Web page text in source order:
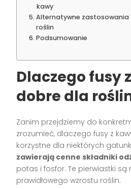
kawy
Alternatywne zastosowania
roślin
Podsumowanie
Dlaczego fusy
dobre dla
Zanim przejdziemy do
zrozumieć, dlaczego fusy z
korzystne dla niektórych
zawierają cenne składniki
potas i fosfor. Te pierwiastki są
prawidłowego wzrostu roślin.